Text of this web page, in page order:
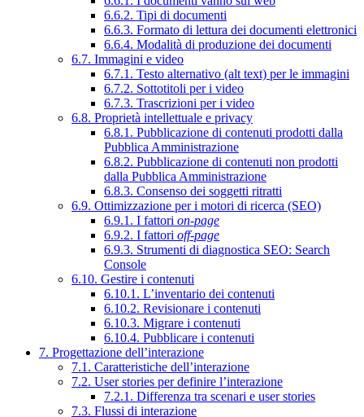
6.6.2. Tipi di documenti
6.6.3. Formato di lettura dei documenti elettronici
6.6.4. Modalità di produzione dei documenti
6.7. Immagini e video
6.7.1. Testo alternativo (alt text) per le immagini
6.7.2. Sottotitoli per i video
6.7.3. Trascrizioni per i video
6.8. Proprietà intellettuale e privacy
6.8.1. Pubblicazione di contenuti prodotti dalla
Pubblica Amministrazione
6.8.2. Pubblicazione di contenuti non prodotti
dalla Pubblica Amministrazione
6.8.3. Consenso dei soggetti ritratti
6.9. Ottimizzazione per i motori di ricerca (SEO)
6.9.1. I fattori on-page
6.9.2. I fattori off-page
6.9.3. Strumenti di diagnostica SEO: Search
Console
6.10. Gestire i contenuti
6.10.1. L’inventario dei contenuti
6.10.2. Revisionare i contenuti
6.10.3. Migrare i contenuti
6.10.4. Pubblicare i contenuti
7. Progettazione dell’interazione
7.1. Caratteristiche dell’interazione
7.2. User stories per definire l’interazione
7.2.1. Differenza tra scenari e user stories
7.3. Flussi di interazione